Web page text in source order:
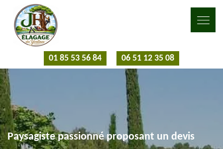
01 85 53 56 84 06 51 12 35 08
Paysagiste passionné proposant un devis